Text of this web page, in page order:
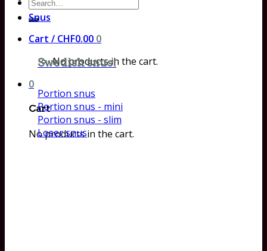
for:
Cart / CHF0.00 0
No products in the cart.
0
Cart
No products in the cart.
Snus
Swedish snus!
Portion snus
Portion snus - mini
Portion snus - slim
Loser snus